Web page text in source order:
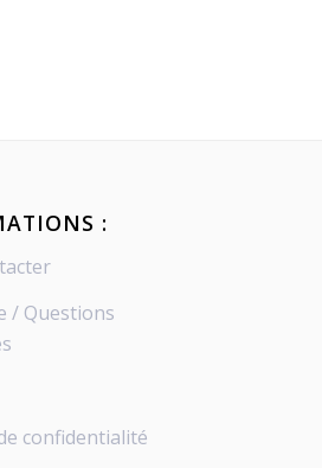
:
/ Questions
confidentialité